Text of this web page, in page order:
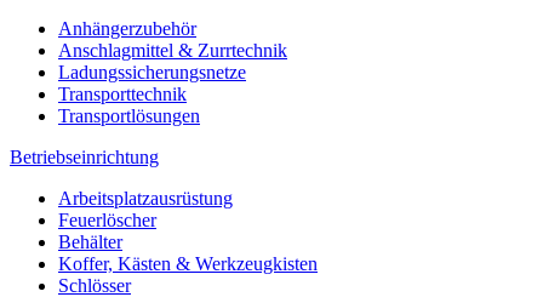
Anhängerzubehör
Anschlagmittel & Zurrtechnik
Ladungssicherungsnetze
Transporttechnik
Transportlösungen
Betriebseinrichtung
Arbeitsplatzausrüstung
Feuerlöscher
Behälter
Koffer, Kästen & Werkzeugkisten
Schlösser